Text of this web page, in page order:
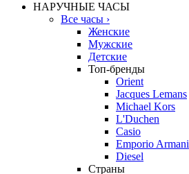
НАРУЧНЫЕ ЧАСЫ
Все часы ›
Женские
Мужские
Детские
Топ-бренды
Orient
Jacques Lemans
Michael Kors
L'Duchen
Casio
Emporio Armani
Diesel
Страны